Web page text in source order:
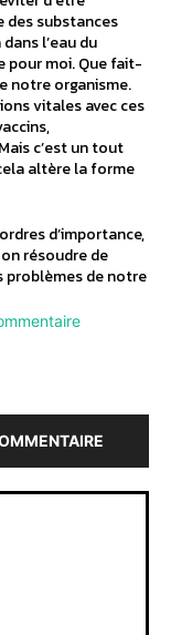
des substances
l’eau du
pour moi. Que fait-
notre organisme.
vitales avec ces
c’est un tout
altère la forme
d’importance,
résoudre de
problèmes de notre